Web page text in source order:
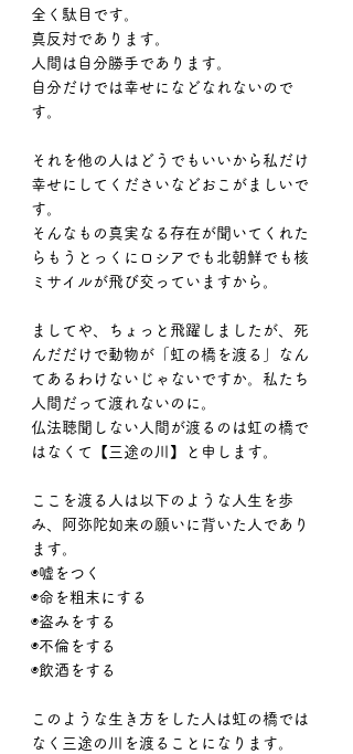
全く駄目です。
真反対であります。
人間は自分勝手であります。
自分だけでは幸せになどなれないので
す。
それを他の人はどうでもいいから私だけ
幸せにしてくださいなどおこがましいで
す。
そんなもの真実なる存在が聞いてくれた
らもうとっくにロシアでも北朝鮮でも核
ミサイルが飛び交っていますから。
ましてや、ちょっと飛躍しましたが、死
んだだけで動物が「虹の橋を渡る」なん
てあるわけないじゃないですか。私たち
人間だって渡れないのに。
仏法聴聞しない人間が渡るのは虹の橋で
はなくて【三途の川】と申します。
ここを渡る人は以下のような人生を歩
み、阿弥陀如来の願いに背いた人であり
ます。
◉嘘をつく
◉命を粗末にする
◉盗みをする
◉不倫をする
◉飲酒をする
このような生き方をした人は虹の橋では
なく三途の川を渡ることになります。